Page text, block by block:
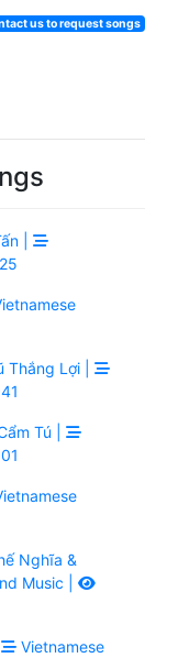
us to request songs
|
Thắng Lợi |
Tú |
Nghĩa &
Music |
Vietnamese